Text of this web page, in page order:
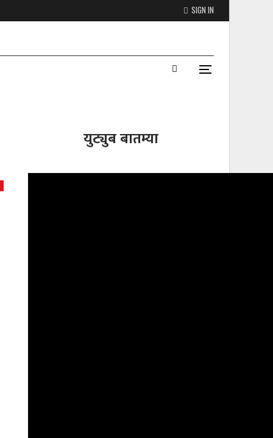
SIGN IN
युट्युब बातम्या